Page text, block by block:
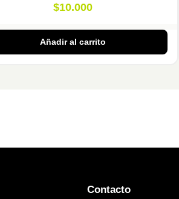
$10.000
Añadir al carrito
Contacto